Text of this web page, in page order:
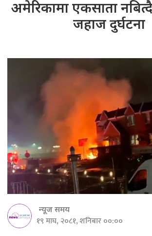
अमेरिकामा एकसाता
जहाज दुर्घटना
न्यूज समय
१९ माघ, २०८१, शनिबार ००:००